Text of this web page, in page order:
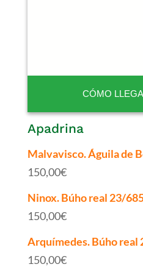
CÓMO
Apadrina
Malvavisco. Águila de
150,00€
Ninox. Búho real 23/
150,00€
Arquímedes. Búho real
150,00€